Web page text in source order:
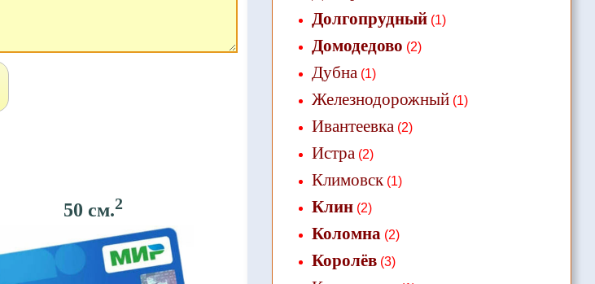
50 см.2
Долгопрудный(1)
Домодедово (2)
Дубна(1)
Железнодорожный(1)
Ивантеевка(2)
Истра(2)
Климовск(1)
Клин(2)
Коломна(2)
Королёв(3)